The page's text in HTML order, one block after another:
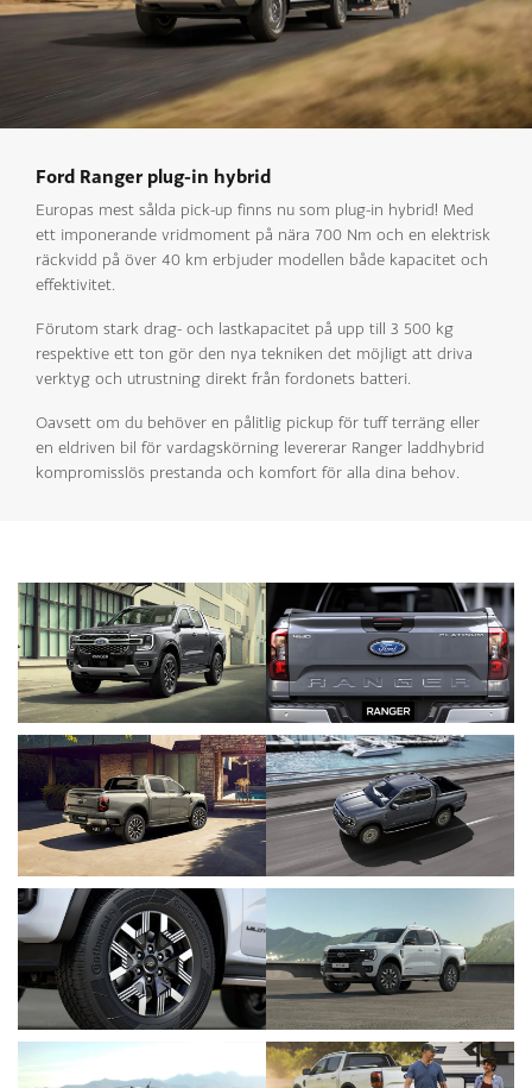
Ford Ranger plug-in hybrid
Europas mest sålda pick-up finns nu som plug-in hybrid! Med
ett imponerande vridmoment på nära 700 Nm och en elektrisk
räckvidd på över 40 km erbjuder modellen både kapacitet och
effektivitet.
Förutom stark drag- och lastkapacitet på upp till 3 500 kg
respektive ett ton gör den nya tekniken det möjligt att driva
verktyg och utrustning direkt från fordonets batteri.
Oavsett om du behöver en pålitlig pickup för tuff terräng eller
en eldriven bil för vardagskörning levererar Ranger laddhybrid
kompromisslös prestanda och komfort för alla dina behov.